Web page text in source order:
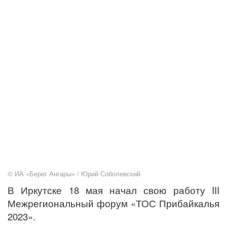
© ИА «Берег Ангары» / Юрий Соболевский
В Иркутске 18 мая начал свою работу III
Межрегиональный форум «ТОС Прибайкалья
2023».